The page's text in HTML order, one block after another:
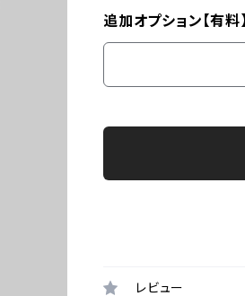
追加オプション【有料】
レビュー